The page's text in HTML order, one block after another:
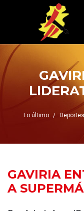
Lo último Deportes
GAVIRIA
A